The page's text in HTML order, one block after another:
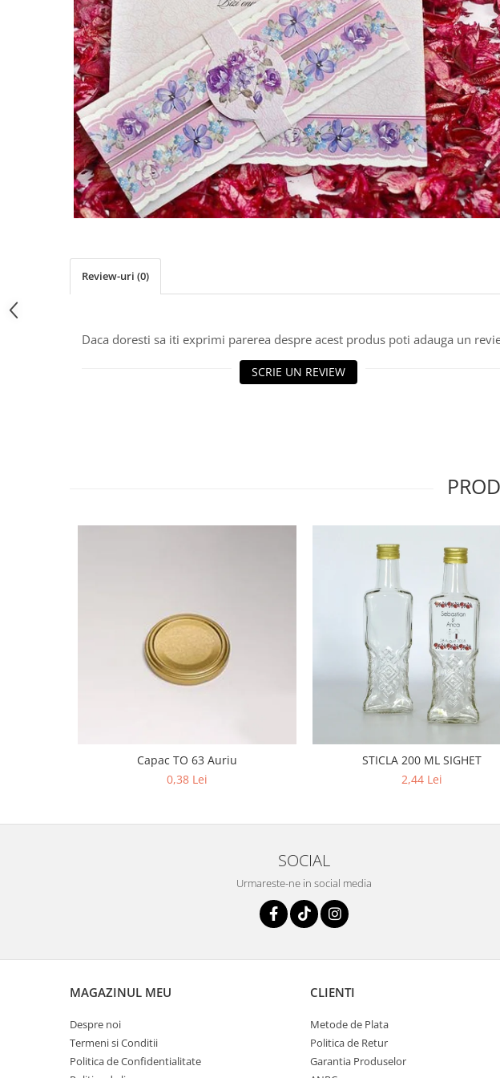
Pachete marturii
Pungi si cutii prajituri
Sticle si borcane
Cutii flori de hartie
Cutii flori de sapun
Cutii flori mixte
Aranjamente tematice
2025 Craciun
2020 Craciun si Anul Nou
2021 Crăciun
2022 Crăciun
Toamna și Halloween
Valentine's Day
Buchete extravagante
Review-uri (0)
Daca doresti sa iti exprimi parerea despre acest produs poti adauga un
SCRIE UN REVIEW
Capac TO 63 Auriu
0,38 Lei
STICLA 200 ML SIGHET
2,44 Lei
SOCIAL
Urmareste-ne in social media
MAGAZINUL MEU
Despre noi
Termeni si Conditii
Politica de Confidentialitate
CLIENTI
Metode de Plata
Politica de Retur
Garantia Produselor